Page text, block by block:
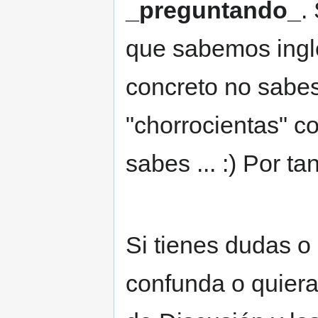
_preguntando_ .
que sabemos
concreto no
"chorrocientas"
sabes ... :) Por
Si tienes dudas
confunda o